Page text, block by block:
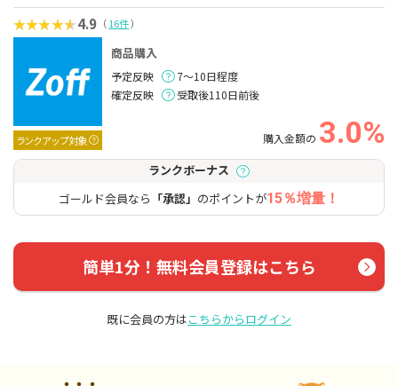
4.9 （16件）
ランクアップ対象
商品購入
予定反映
7～10日程度
確定反映
受取後110日前後
購入金額の 3.0%
ランクボーナス
ゴールド会員なら 「承認」 のポイントが15％増量！
簡単1分！無料会員登録はこちら
既に会員の方はこちらからログイン